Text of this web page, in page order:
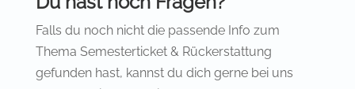
Falls du noch nicht die passende Info zum
Thema Semesterticket & Rückerstattung
gefunden hast, kannst du dich gerne bei uns